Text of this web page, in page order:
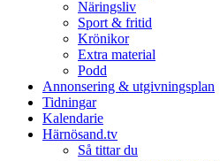
Näringsliv
Sport & fritid
Krönikor
Extra material
Podd
Annonsering & utgivningsplan
Tidningar
Kalendarie
Härnösand.tv
Så tittar du